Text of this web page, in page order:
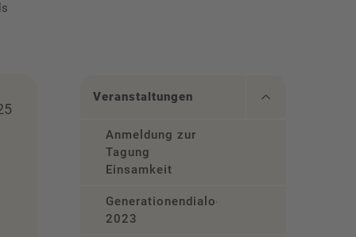
Veranstaltungen
Anmeldung zur
Tagung
Einsamkeit
Generationendialog
2023